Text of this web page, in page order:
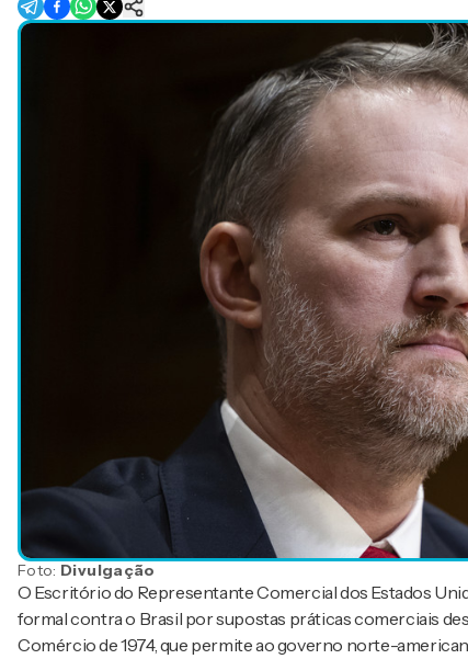
Foto: Divulgação
O Escritório do Representante Comercial dos Estados
formal contra o Brasil por supostas práticas comerciais
Comércio de 1974, que permite ao governo norte-